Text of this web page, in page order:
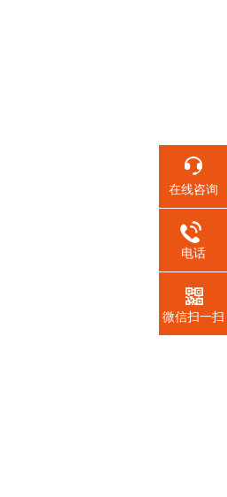
在线咨询
电话
微信扫一扫